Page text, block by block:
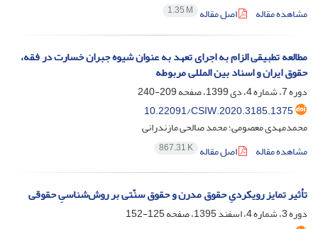
مشاهده مقاله
اصل مقاله 1.35 M
مطالعه تطبیقی الزام به اجرای تعهد به عنوان شیوه جبران خسارت در فقه،
حقوق ایران و اسناد بین المللی مربوطه
دوره 7، شماره 4، دی 1399، صفحه
209-240
10.22091/CSIW.2020.3185.1375
محمدمهدی معصومی؛ محمد صالحی مازندرانی
مشاهده مقاله
اصل مقاله 867.31 K
تأثیر تمایز رویکردیِ حقوق مدرن و حقوق سنّتی بر روش‌شناسیِ حقوقی
دوره 3، شماره 4، اسفند 1395، صفحه
125-152